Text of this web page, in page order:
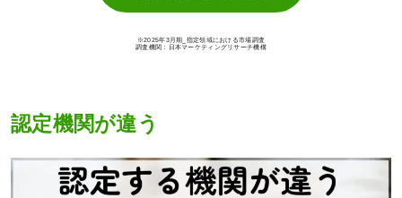
※2025年3月期_指定領域における市場調査
調査機関：日本マーケティングリサーチ機構
認定機関が違う